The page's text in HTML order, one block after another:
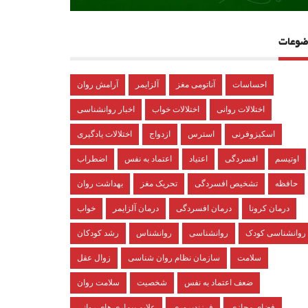
آرامش روان آلزایمر آناتومی مغز احساسات
اخبار روانشناسی اختلالات خواب اختلالات روانی
اختلالات یادگیری ازدواج استرس اسکیزوفرنی
اضطراب اعتماد به نفس اعتیاد افسردگی اوتیسم
بهداشت روان تحریک مغز تشخیص افسردگی حافظه
خواب درمان آلزایمر درمان افسردگی درمان کرونا
رشد کودکان روانشناس روانشناسی روانشناسی کودک
زوال عقل سازمان نظام روان شناسی سلامت
سلامت روان شخصیت ضعف اعتماد به نفس